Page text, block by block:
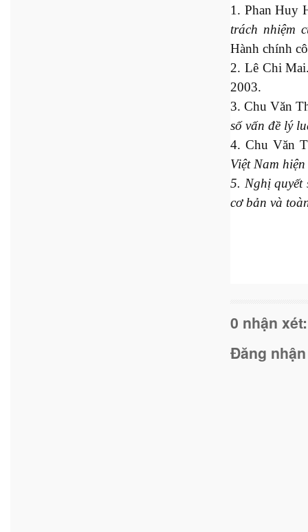
1. Phan Huy
trách nhiệm
Hành chính
2. Lê Chi
2003.
3. Chu Văn
số vấn đề lý
4. Chu Văn
Việt Nam
5. Nghị quyết
cơ bản và
0 nhận xét:
Đăng